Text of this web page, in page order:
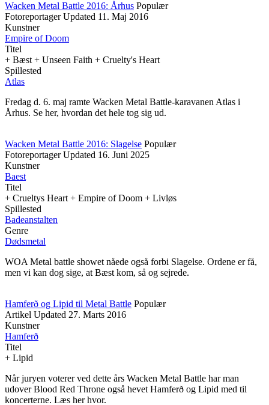
Wacken Metal Battle 2016: Århus Populær
Fotoreportager Updated 11. Maj 2016
Kunstner
Empire of Doom
Titel
+ Bæst + Unseen Faith + Cruelty's Heart
Spillested
Atlas
Fredag d. 6. maj ramte Wacken Metal Battle-karavanen Atlas i
Århus. Se her, hvordan det hele tog sig ud.
Wacken Metal Battle 2016: Slagelse Populær
Fotoreportager Updated 16. Juni 2025
Kunstner
Baest
Titel
+ Crueltys Heart + Empire of Doom + Livløs
Spillested
Badeanstalten
Genre
Dødsmetal
WOA Metal battle showet nåede også forbi Slagelse. Ordene er få,
men vi kan dog sige, at Bæst kom, så og sejrede.
Hamferð og Lipid til Metal Battle Populær
Artikel Updated 27. Marts 2016
Kunstner
Hamferð
Titel
+ Lipid
Når juryen voterer ved dette års Wacken Metal Battle har man
udover Blood Red Throne også hevet Hamferð og Lipid med til
koncerterne. Læs her hvor.